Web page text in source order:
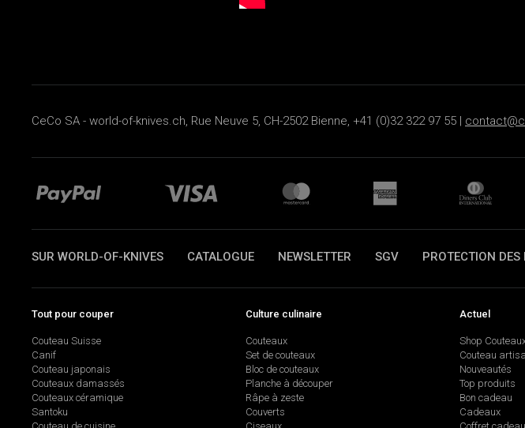
CeCo SA - world-of-knives.ch, Rue Neuve 5, CH-2502 Bienne, +41 (0)32 322 97 55 |
SUR WORLD-OF-KNIVES CATALOGUE NEWSLETTER SGV PROTECTION
Tout pour couper
Couteau Suisse
Canif
Couteau japonais
Couteaux damassés
Couteaux céramique
Santoku
Culture culinaire
Couteaux
Set de couteaux
Bloc de couteaux
Planche à découper
Râpe à zeste
Couverts
Actuel
Shop
Couteau
Nouveautés
Top produits
Bon cadeau
Cadeaux